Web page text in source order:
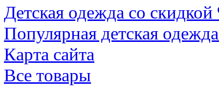
Детская одежда со скидкой
Популярная детская
Карта сайта
Все товары